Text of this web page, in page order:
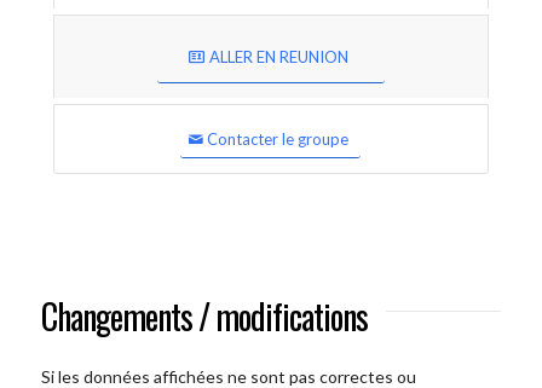
ALLER EN REUNION
Contacter le groupe
Changements / modifications
Si les données affichées ne sont pas correctes ou